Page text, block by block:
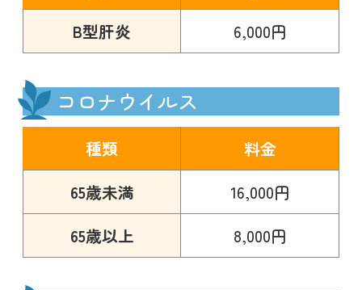
B型肝炎
6,000円
コロナウイルス
種類
料金
65歳未満
16,000円
65歳以上
8,000円